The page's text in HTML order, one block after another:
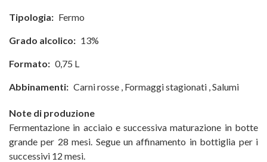
Tipologia: Fermo
Grado alcolico: 13%
Formato: 0,75 L
Abbinamenti: Carni rosse , Formaggi stagionati ,Salumi
Note di produzione
Fermentazione in acciaio e successiva maturazione in botte
grande per 28 mesi. Segue un affinamento in bottiglia per i
successivi 12 mesi.